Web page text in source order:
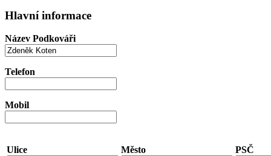
Hlavní informace
Název Podkováři
Telefon
Mobil
Ulice Město PSČ